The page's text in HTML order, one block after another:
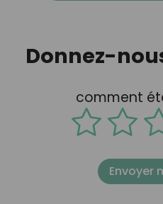
Donnez-
comment
Envoyer